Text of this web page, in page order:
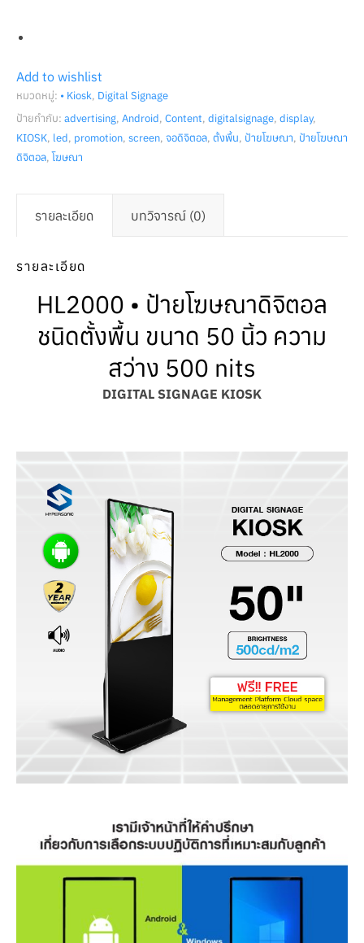
Add to wishlist
หมวดหมู่: • Kiosk, Digital Signage
ป้ายกำกับ: advertising, Android, Content, digitalsignage, display,
KIOSK, led, promotion, screen, จอดิจิตอล, ตั้งพื้น, ป้ายโฆษณา, ป้ายโฆษณา
ดิจิตอล, โฆษณา
รายละเอียด บทวิจารณ์ (0)
รายละเอียด
HL2000 • ป้ายโฆษณาดิจิตอล
ชนิดตั้งพื้น ขนาด 50 นิ้ว ความ
สว่าง 500 nits
DIGITAL SIGNAGE KIOSK